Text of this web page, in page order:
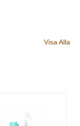
Visa Alla